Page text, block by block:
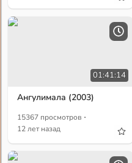
01:41:14
Ангулимала (2003)
15367 просмотров ·
12 лет назад